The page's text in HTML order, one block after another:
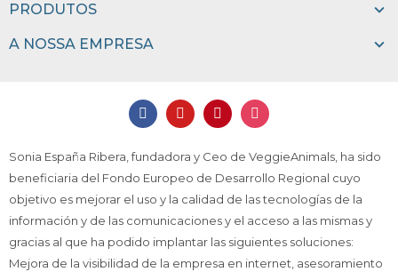
PRODUTOS
A NOSSA EMPRESA
Sonia España Ribera, fundadora y Ceo de VeggieAnimals, ha sido
beneficiaria del Fondo Europeo de Desarrollo Regional cuyo
objetivo es mejorar el uso y la calidad de las tecnologías de la
información y de las comunicaciones y el acceso a las mismas y
gracias al que ha podido implantar las siguientes soluciones:
Mejora de la visibilidad de la empresa en internet, asesoramiento